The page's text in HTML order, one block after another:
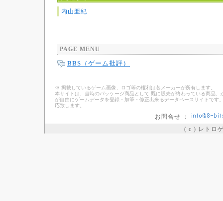
内山亜紀
PAGE MENU
BBS（ゲーム批評）
※ 掲載しているゲーム画像、ロゴ等の権利は各メーカーが所有します。
本サイトは、当時のパッケージ商品として 既に販売が終わっている商品
が自由にゲームデータを登録・加筆・修正出来るデータベースサイトで
応致します。
お問合せ ：
( c ) レトロ